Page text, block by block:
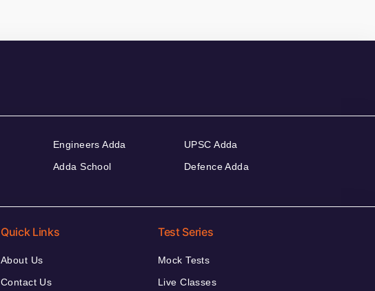
Engineers Adda
Adda School
UPSC Adda
Defence Adda
Quick Links
About Us
Contact Us
Test Series
Mock Tests
Live Classes